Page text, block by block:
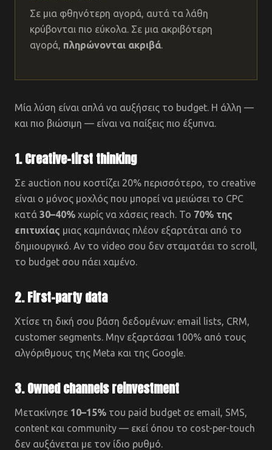
Σε μια φθηνότερη αγορά, αυτά τα λάθη
κρύβονται πιο εύκολα. Σε μια ακριβότερη
αγορά, πληρώνονται ακριβά.
Μία λύση είναι απλά να αυξήσεις το budget. Η άλλη —
και πιο βιώσιμη — είναι να παίξεις πιο έξυπνα.
1. Creative-first thinking
Σε auction που κοστίζει 20% περισσότερο, το creative
είναι ο μόνος μοχλός που μπορεί να μειώσει το CPC
κατά 30–40% χωρίς να χάσεις reach. Το 70% της
επιτυχίας μιας καμπάνιας πλέον εξαρτάται από το
δημιουργικό. Αν το video σου δεν σταματάει το scroll,
το budget σου πάει χαμένο.
2. First-party data
Χτίσε τη δική σου βάση δεδομένων: email lists, CRM,
customer segments. Μην εξαρτάσαι 100% από τους
αλγόριθμους της Meta και της Google.
3. Owned channels reinvestment
Μετακίνησε 10–15% του paid budget σε email, SMS,
content και community — εκεί όπου το cost-per-touch
δεν αυξάνεται με τον ίδιο ρυθμό.